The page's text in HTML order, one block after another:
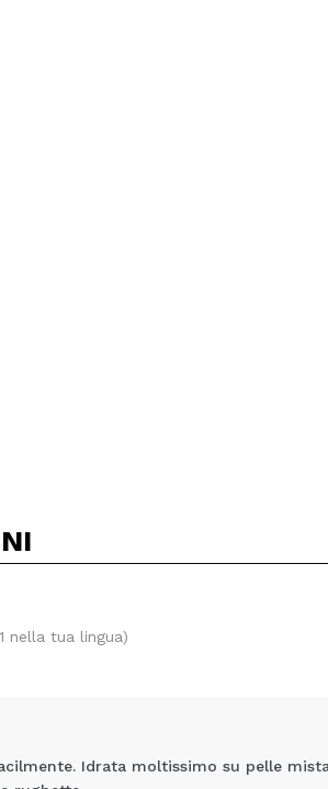
nella tua lingua)
Idrata moltissimo su pelle